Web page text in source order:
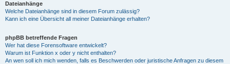
Dateianhänge
Welche Dateianhänge sind in diesem Forum zulässig?
Kann ich eine Übersicht all meiner Dateianhänge erhalten?
phpBB betreffende Fragen
Wer hat diese Forensoftware entwickelt?
Warum ist Funktion x oder y nicht enthalten?
An wen soll ich mich wenden, falls es Beschwerden oder juristische Anfragen zu diesem